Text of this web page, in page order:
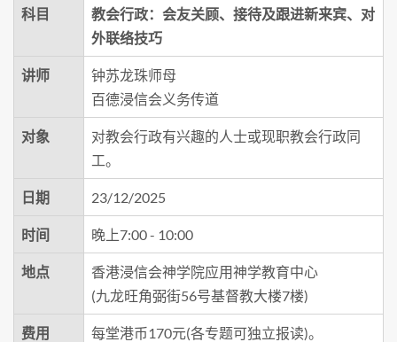
科目
教会行政：会友关顾、接待及跟进新来宾、对
外联络技巧
讲师
钟苏龙珠师母
百德浸信会义务传道
对象
对教会行政有兴趣的人士或现职教会行政同
工。
日期 23/12/2025
时间 晚上7:00 - 10:00
地点
香港浸信会神学院应用神学教育中心
(九龙旺角弼街56号基督教大楼7楼)
费用
每堂港币170元(各专题可独立报读)。